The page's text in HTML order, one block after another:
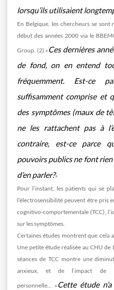
lorsqu’ilsutilisaient
En Belgique, les chercheurs se sont
début des années 2000 via le
Group. (2) « Ces dernières
de fond, on en entend
fréquemment. Est-ce
suffisamment comprise et
des symptômes (maux de
ne les rattachent pas à
contraire, est-ce parce
pouvoirs publicsne font rien
d’en parler?»
Pour l’instant, les patients qui se
l’électrosensibilité peuvent être pris
cognitivo-comportementale (TCC),
sur les symptômes.
Certaines études montrent que cela
Une petite étude réalisée au CHU de
séances de TCC montre une
anxieux, et de l’impact de
personnelle… « Cette étude